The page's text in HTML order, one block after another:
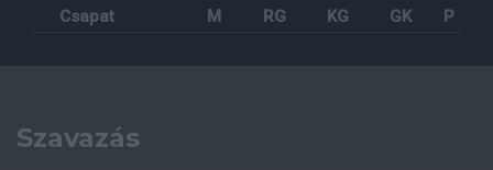
Csapat M RG KG GK P
Szavazás